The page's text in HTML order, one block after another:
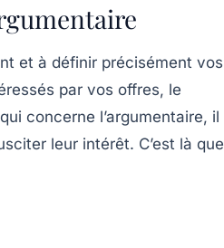
et à définir précisément vos
par vos offres, le
concerne l’argumentaire, il
leur intérêt. C’est là que